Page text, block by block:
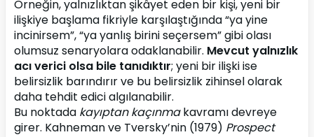
Örneğin, yalnızlıktan şikâyet eden bir kişi, yeni bir
ilişkiye başlama fikriyle karşılaştığında “ya yine
incinirsem”, “ya yanlış birini seçersem” gibi olası
olumsuz senaryolara odaklanabilir. Mevcut yalnızlık
acı verici olsa bile tanıdıktır; yeni bir ilişki ise
belirsizlik barındırır ve bu belirsizlik zihinsel olarak
daha tehdit edici algılanabilir.
Bu noktada kayıptan kaçınma kavramı devreye
girer. Kahneman ve Tversky’nin (1979) Prospect